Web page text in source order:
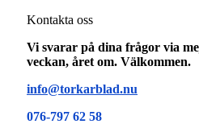
Kontakta oss
Vi svarar på dina frågor via
veckan, året om. Välkommen.
info@torkarblad.nu
076-797 62 58